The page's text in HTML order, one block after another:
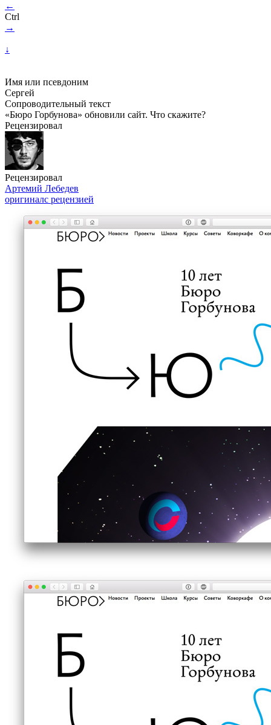
←
Ctrl
→
↓
Имя или псевдоним
Сергей
Сопроводительный текст
«Бюро Горбунова» обновили сайт. Что скажите?
Рецензировал
Рецензировал
Артемий Лебедев
оригиналс рецензией